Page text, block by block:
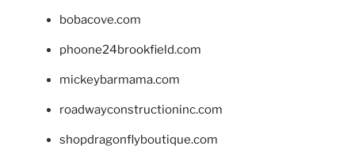
bobacove.com
phoone24brookfield.com
mickeybarmama.com
roadwayconstructioninc.com
shopdragonflyboutique.com